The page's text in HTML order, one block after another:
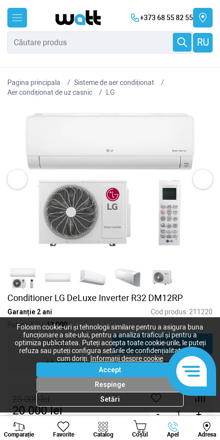
+373 68 55 82 55
RU
Pagina principala
Sisteme de aer condiționat
Aer condiționat de uz casnic
LG
Conditioner LG DeLuxe Inverter R32 DM12RP
Garanție 2 ani Cod produs:211220
Putere, BTU:12 000
9 000 12 000
18 000 24 000
25 000lei
20 000lei - +
Cumpără acum
Comparație Favorite Catalog Coșul Apel Adresa
Viber Whatsapp
Folosim cookie-uri și tehnologii similare pentru a asigura buna
funcționare a site-ului, pentru a analiza traficul și pentru a
optimiza publicitatea. Puteți accepta toate cookie-urile, le puteți
refuza sau puteți configura setările de confidențialitate după
cum doriți.
Informații despre cookie
Accept
Respinge
Setări